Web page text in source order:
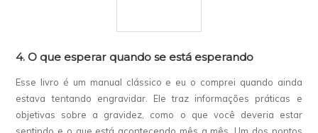
4. O que esperar quando se está esperando
Esse livro é um manual clássico e eu o comprei quando ainda
estava tentando engravidar. Ele traz informações práticas e
objetivas sobre a gravidez, como o que você deveria estar